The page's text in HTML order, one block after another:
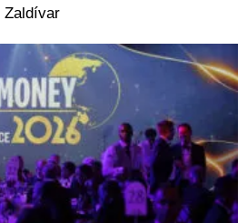
Zaldívar